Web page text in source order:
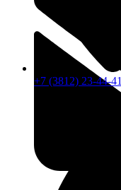
+7 (3812) 23-44-41